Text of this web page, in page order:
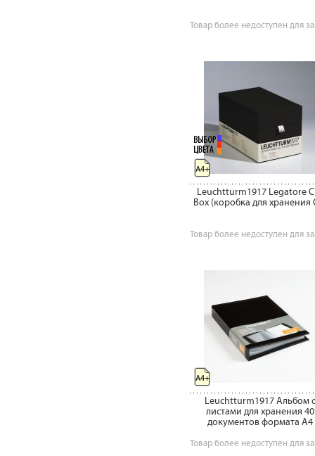
Товар более недоступен для
Leuchtturm1917 Legatore
Box (коробка для хранения
Товар более недоступен для
A4+
Leuchtturm1917 Альбом с
листами для хранения 40
документов формата А4
Товар более недоступен для
A4+